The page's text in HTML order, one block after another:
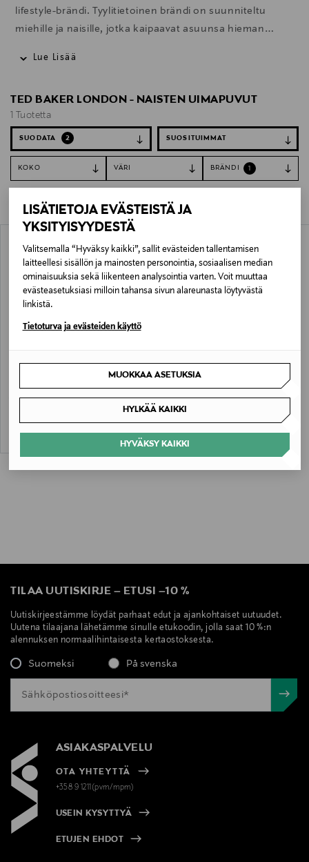
LISÄTIETOJA EVÄSTEISTÄ JA
YKSITYISYYDESTÄ
Valitsemalla “Hyväksy kaikki”, sallit evästeiden tallentamisen
laitteellesi sisällön ja mainosten personointia, sosiaalisen median
ominaisuuksia sekä liikenteen analysointia varten. Voit muuttaa
evästeasetuksiasi milloin tahansa sivun alareunasta löytyvästä
linkistä.
Tietoturva ja evästeiden käyttö
MUOKKAA ASETUKSIA
HYLKÄÄ KAIKKI
HYVÄKSY KAIKKI
lifestyle-brändi. Tyylitietoinen brändi on suunniteltu
miehille ja naisille, jotka kaipaavat asuunsa hieman
Lue Lisää
TED BAKER LONDON - NAISTEN UIMAPUVUT
1 Tuotetta
SUODATA 2
KOKO VÄRI BRÄNDI 1
Uimapuvut Tyhjennä suodattimet
1 Tuotetta
Discounted Price
47,00 € 119,90 €
TILAA UUTISKIRJE – ETUSI –10 %
Uutiskirjeestämme löydät parhaat edut ja ajankohtaiset uutuudet.
Uutena tilaajana lähetämme sinulle etukoodin, jolla saat 10 %:n
alennuksen normaalihintaisesta kertaostoksesta.
Suomeksi På svenska
ASIAKASPALVELU
OTA YHTEYTTÄ
+358 9 1211(pvm/mpm)
USEIN KYSYTTYÄ
ETUJEN EHDOT